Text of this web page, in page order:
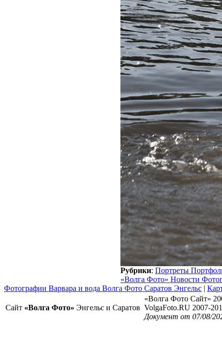
Рубрики: Портреты
«Волга Фото» Новости
Фотографии Варвара и вода Волга Фото Саратов Энгельс |
Сайт «Волга Фото» Энгельс и Саратов
«Волга Фото Сайт»
VolgaFoto.RU 2007-
Документ от 07/08/